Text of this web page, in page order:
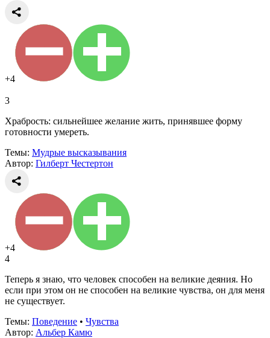
+4
3
Храбрость: сильнейшее желание жить, принявшее форму
готовности умереть.
Темы: Мудрые высказывания
Автор: Гилберт Честертон
+4
4
Теперь я знаю, что человек способен на великие деяния. Но
если при этом он не способен на великие чувства, он для меня
не существует.
Темы: Поведение • Чувства
Автор: Альбер Камю